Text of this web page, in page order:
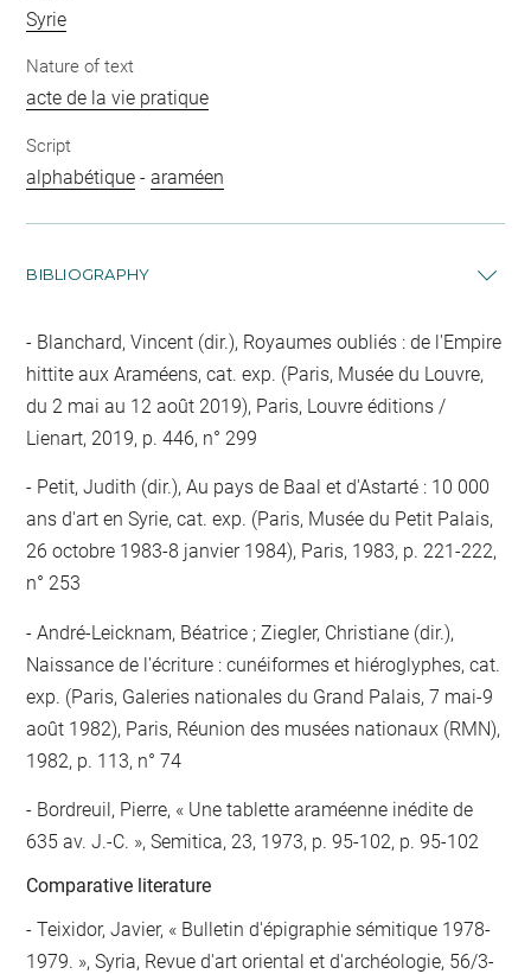
Syrie
Nature of text
acte de la vie pratique
Script
alphabétique -araméen
BIBLIOGRAPHY
Blanchard, Vincent (dir.), Royaumes oubliés : de l'Empire
hittite aux Araméens, cat. exp. (Paris, Musée du Louvre,
du 2 mai au 12 août 2019), Paris, Louvre éditions /
Lienart, 2019, p. 446, n° 299
Petit, Judith (dir.), Au pays de Baal et d'Astarté : 10 000
ans d'art en Syrie, cat. exp. (Paris, Musée du Petit Palais,
26 octobre 1983-8 janvier 1984), Paris, 1983, p. 221-222,
n° 253
André-Leicknam, Béatrice ; Ziegler, Christiane (dir.),
Naissance de l'écriture : cunéiformes et hiéroglyphes, cat.
exp. (Paris, Galeries nationales du Grand Palais, 7 mai-9
août 1982), Paris, Réunion des musées nationaux (RMN),
1982, p. 113, n° 74
Bordreuil, Pierre, « Une tablette araméenne inédite de
635 av. J.-C. », Semitica, 23, 1973, p. 95-102, p. 95-102
Comparative literature
- Teixidor, Javier, « Bulletin d'épigraphie sémitique 1978-
1979. », Syria, Revue d'art oriental et d'archéologie, 56/3-